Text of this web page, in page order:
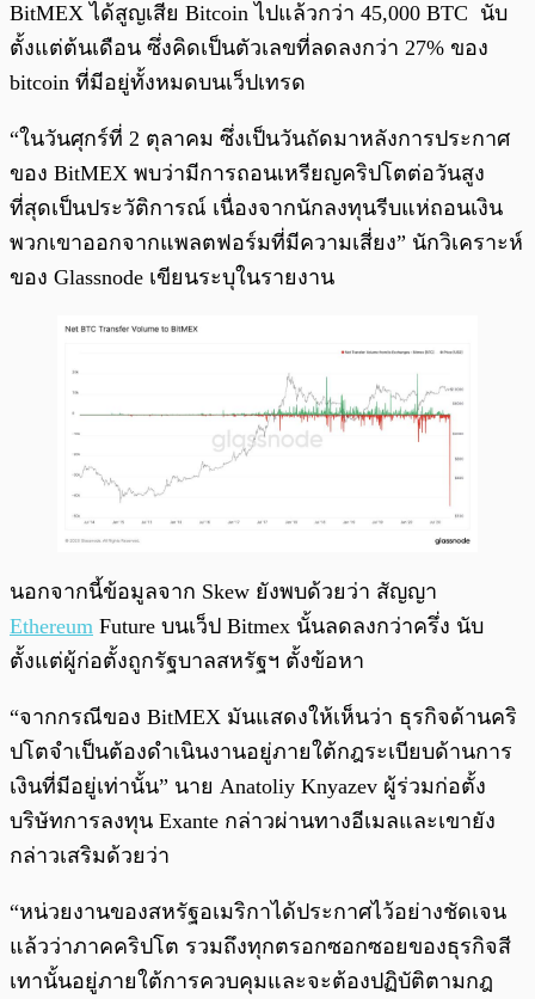
BitMEX ได้สูญเสีย Bitcoin ไปแล้วกว่า 45,000 BTC นับ
ตั้งแต่ต้นเดือน ซึ่งคิดเป็นตัวเลขที่ลดลงกว่า 27% ของ
bitcoin ที่มีอยู่ทั้งหมดบนเว็ปเทรด
“ในวันศุกร์ที่ 2 ตุลาคม ซึ่งเป็นวันถัดมาหลังการประกาศ
ของ BitMEX พบว่ามีการถอนเหรียญคริปโตต่อวันสูง
ที่สุดเป็นประวัติการณ์ เนื่องจากนักลงทุนรีบแห่ถอนเงิน
พวกเขาออกจากแพลตฟอร์มที่มีความเสี่ยง” นักวิเคราะห์
ของ Glassnode เขียนระบุในรายงาน
นอกจากนี้ข้อมูลจาก Skew ยังพบด้วยว่า สัญญา
Ethereum Future บนเว็ป Bitmex นั้นลดลงกว่าครึ่ง นับ
ตั้งแต่ผู้ก่อตั้งถูกรัฐบาลสหรัฐฯ ตั้งข้อหา
“จากกรณีของ BitMEX มันแสดงให้เห็นว่า ธุรกิจด้านคริ
ปโตจำเป็นต้องดำเนินงานอยู่ภายใต้กฎระเบียบด้านการ
เงินที่มีอยู่เท่านั้น” นาย Anatoliy Knyazev ผู้ร่วมก่อตั้ง
บริษัทการลงทุน Exante กล่าวผ่านทางอีเมลและเขายัง
กล่าวเสริมด้วยว่า
“หน่วยงานของสหรัฐอเมริกาได้ประกาศไว้อย่างชัดเจน
แล้วว่าภาคคริปโต รวมถึงทุกตรอกซอกซอยของธุรกิจสี
เทานั้นอยู่ภายใต้การควบคุมและจะต้องปฏิบัติตามกฎ